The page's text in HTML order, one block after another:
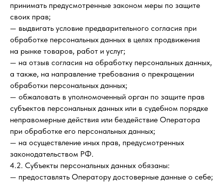
принимать предусмотренные законом меры по защите
своих прав;
— выдвигать условие предварительного согласия при
обработке персональных данных в целях продвижения
на рынке товаров, работ и услуг;
— на отзыв согласия на обработку персональных данных,
а также, на направление требования о прекращении
обработки персональных данных;
— обжаловать в уполномоченный орган по защите прав
субъектов персональных данных или в судебном порядке
неправомерные действия или бездействие Оператора
при обработке его персональных данных;
— на осуществление иных прав, предусмотренных
законодательством РФ.
4.2. Субъекты персональных данных обязаны:
— предоставлять Оператору достоверные данные о себе;